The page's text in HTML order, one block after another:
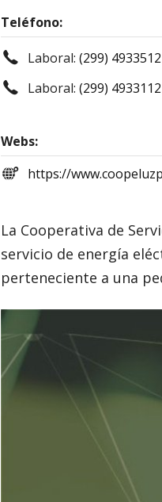
Teléfono:
Laboral: (299) 4933512
Laboral: (299) 4933112
Webs:
https://
La Cooperativa de
servicio de energía
perteneciente a una